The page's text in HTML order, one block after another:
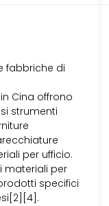
fabbriche di
Cina offrono
strumenti
per ufficio.
materiali per
specifici